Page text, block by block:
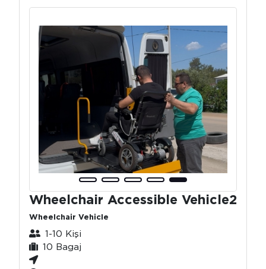
Wheelchair Accessible Vehicle2
Wheelchair Vehicle
1-10 Kişi
10 Bagaj